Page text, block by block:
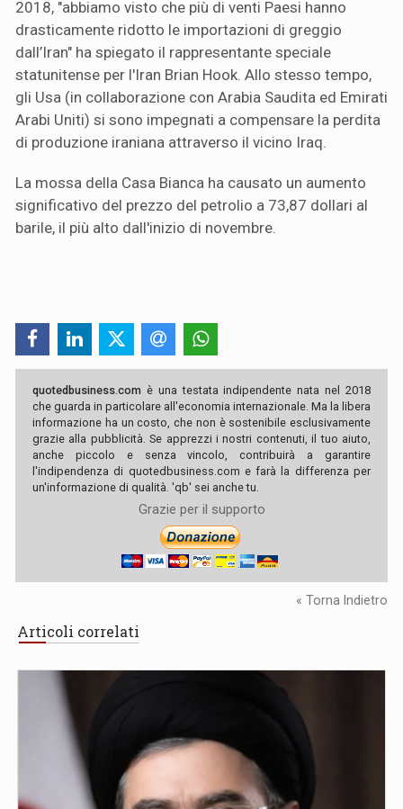
2018, "abbiamo visto che più di venti Paesi hanno
drasticamente ridotto le importazioni di greggio
dall’Iran" ha spiegato il rappresentante speciale
statunitense per l'Iran Brian Hook. Allo stesso tempo,
gli Usa (in collaborazione con Arabia Saudita ed Emirati
Arabi Uniti) si sono impegnati a compensare la perdita
di produzione iraniana attraverso il vicino Iraq.
La mossa della Casa Bianca ha causato un aumento
significativo del prezzo del petrolio a 73,87 dollari al
barile, il più alto dall'inizio di novembre.
quotedbusiness.com è una testata indipendente nata nel 2018
che guarda in particolare all'economia internazionale. Ma la libera
informazione ha un costo, che non è sostenibile esclusivamente
grazie alla pubblicità. Se apprezzi i nostri contenuti, il tuo aiuto,
anche piccolo e senza vincolo, contribuirà a garantire
l'indipendenza di quotedbusiness.com e farà la differenza per
un'informazione di qualità. 'qb' sei anche tu.
Grazie per il supporto
« Torna Indietro
Articoli correlati